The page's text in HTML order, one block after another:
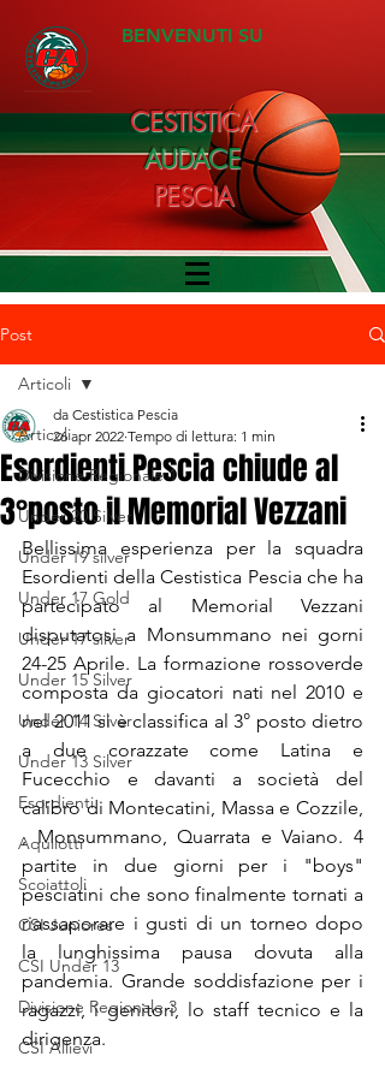
BENVENUTI SU
CESTISTICA
AUDACE
PESCIA
Post
Articoli
Divisione Regionale 1
Under 20 Silver
Under 19 silver
Under 17 Gold
Under 17 silver
Under 15 Silver
Under 14 Silver
Under 13 Silver
Esordienti
Aquilotti
Scoiattoli
CSI Juniores
CSI Under 13
Divisione Regionale 3
CSI Allievi
Articoli
Esordienti Pescia chiude al
3°posto il Memorial Vezzani
da Cestistica Pescia
26 apr 2022 Tempo di lettura: 1 min
Bellissima esperienza per la squadra
Esordienti della Cestistica Pescia che ha
partecipato al Memorial Vezzani
disputatosi a Monsummano nei gorni
24-25 Aprile. La formazione rossoverde
composta da giocatori nati nel 2010 e
nel 2011 si è classifica al 3° posto dietro
a due corazzate come Latina e
Fucecchio e davanti a società del
calibro di Montecatini, Massa e Cozzile,
, Monsummano, Quarrata e Vaiano. 4
partite in due giorni per i "boys"
pesciatini che sono finalmente tornati a
riassaporare i gusti di un torneo dopo
la lunghissima pausa dovuta alla
pandemia. Grande soddisfazione per i
ragazzi, i genitori, lo staff tecnico e la
dirigenza.